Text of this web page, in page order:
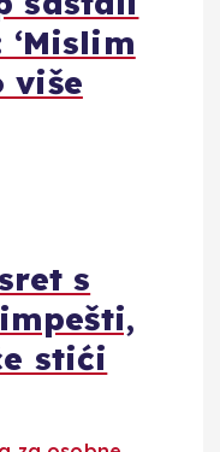
više
s
stići